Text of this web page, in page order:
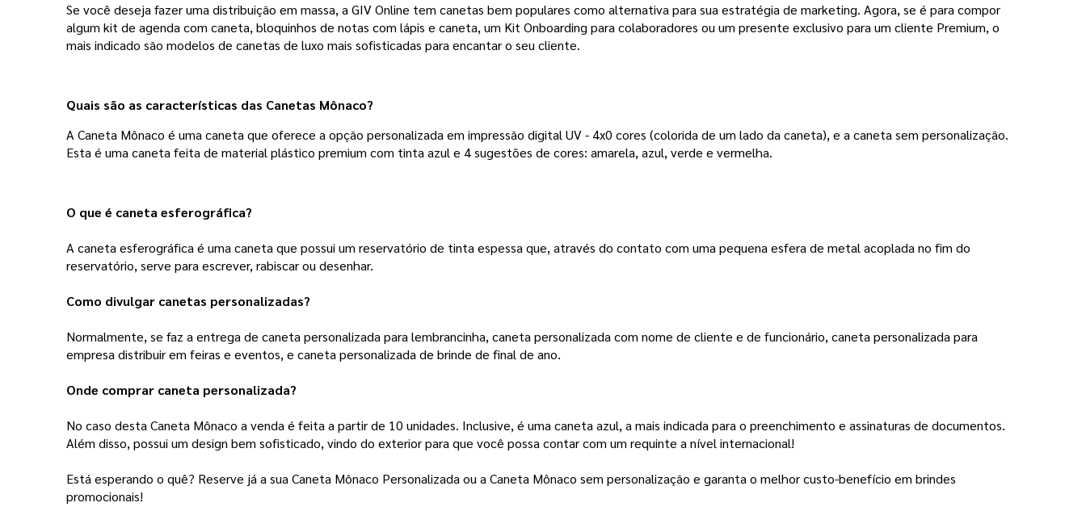
Se você deseja fazer uma distribuição em massa, a GIV Online tem canetas bem populares como alternativa para sua estratégia de marketing. Agora, se é para compor
algum kit de agenda com caneta, bloquinhos de notas com lápis e caneta, um Kit Onboarding para colaboradores ou um presente exclusivo para um cliente Premium, o
mais indicado são modelos de canetas de luxo mais sofisticadas para encantar o seu cliente.
Quais são as características das Canetas Mônaco?
A Caneta Mônaco é uma caneta que oferece a opção personalizada em impressão digital UV - 4x0 cores (colorida de um lado da caneta), e a caneta sem personalização.
Esta é uma caneta feita de material plástico premium com tinta azul e 4 sugestões de cores: amarela, azul, verde e vermelha.
O que é caneta esferográfica?
A caneta esferográfica é uma caneta que possui um reservatório de tinta espessa que, através do contato com uma pequena esfera de metal acoplada no fim do
reservatório, serve para escrever, rabiscarou desenhar.
Como divulgar canetas personalizadas?
Normalmente, se faz a entrega de caneta personalizada para lembrancinha, caneta personalizada com nome de cliente e de funcionário, caneta personalizada para
empresa distribuir em feiras e eventos, e caneta personalizada de brinde de final de ano.
Onde comprar caneta personalizada?
No caso desta Caneta Mônaco a venda é feita a partir de 10 unidades. Inclusive, é uma caneta azul, a mais indicada para o preenchimento e assinaturas de documentos.
Além disso, possui um design bem sofisticado, vindo do exterior para que você possa contar com um requinte a nível internacional!
Está esperando o quê? Reserve já a sua Caneta Mônaco Personalizada ou a Caneta Mônaco sem personalização e garanta o melhor custo-benefício em brindes
promocionais!